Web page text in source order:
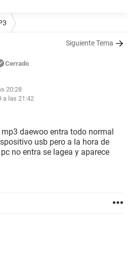
Siguiente Tema
Cerrado
20:28
a las 21:42
daewoo entra todo normal
usb pero a la hora de
no entra se lagea y aparece